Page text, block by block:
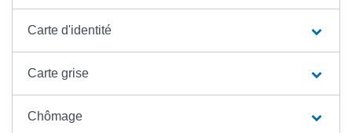
Carte d'identité
Carte grise
Chômage